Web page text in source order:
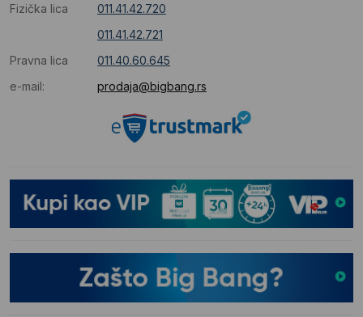
Fizička lica
011.41.42.720
011.41.42.721
Pravna lica
011.40.60.645
e-mail:
prodaja@bigbang.rs